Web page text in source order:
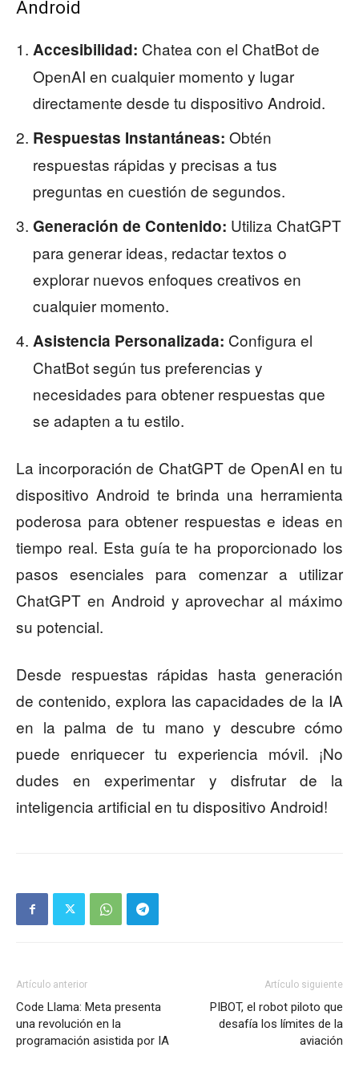
Android
Accesibilidad: Chatea con el ChatBot de
OpenAI en cualquier momento y lugar
directamente desde tu dispositivo Android.
Respuestas Instantáneas: Obtén
respuestas rápidas y precisas a tus
preguntas en cuestión de segundos.
Generación de Contenido: Utiliza ChatGPT
para generar ideas, redactar textos o
explorar nuevos enfoques creativos en
cualquier momento.
Asistencia Personalizada: Configura el
ChatBot según tus preferencias y
necesidades para obtener respuestas que
se adapten a tu estilo.
La incorporación de ChatGPT de OpenAI en tu
dispositivo Android te brinda una herramienta
poderosa para obtener respuestas e ideas en
tiempo real. Esta guía te ha proporcionado los
pasos esenciales para comenzar a utilizar
ChatGPT en Android y aprovechar al máximo
su potencial.
Desde respuestas rápidas hasta generación
de contenido, explora las capacidades de la IA
en la palma de tu mano y descubre cómo
puede enriquecer tu experiencia móvil. ¡No
dudes en experimentar y disfrutar de la
inteligencia artificial en tu dispositivo Android!
Artículo anterior
Code Llama: Meta presenta
una revolución en la
programación asistida por IA
Artículo siguiente
PIBOT, el robot piloto que
desafía los límites de la
aviación